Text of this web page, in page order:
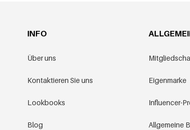
INFO
Über uns
Kontaktieren Sie uns
Lookbooks
Blog
Eigenmarke
Influencer-
Allgemeine